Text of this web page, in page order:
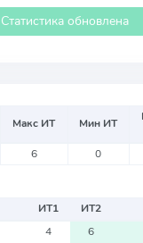
Статистика обновлена
Макс ИТ Мин ИТ
6 0
ИТ1 ИТ2
4 6